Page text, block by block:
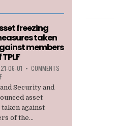
freezing
taken
members
06-01 • COMMENTS
ON
ASSET
FREEZING
MEASURES
TAKEN
AGAINST
Security and
asset
against
of the...